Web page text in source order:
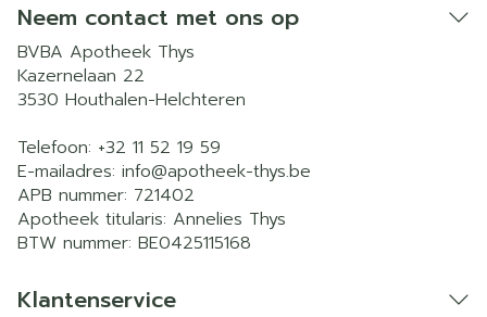
Neem contact met ons op
BVBA Apotheek Thys
Kazernelaan 22
3530 Houthalen-Helchteren
Telefoon: +32 11 52 19 59
E-mailadres: info@apotheek-thys.be
APB nummer: 721402
Apotheek titularis: Annelies Thys
BTW nummer: BE0425115168
Klantenservice